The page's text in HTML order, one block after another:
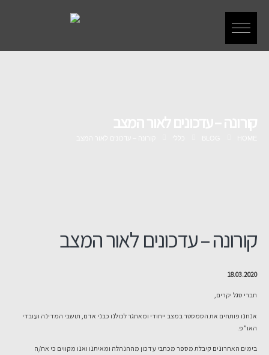
קורונה – עדכונים לאור המצב
18.03.2020
חברי סגל יקרים,
אנחנו פותחים את הסמסטר במצב ייחודי ומאתגר לכולנו כבני אדם, תושבי המדינה ועובדי
האו”פ.
בימים האחרונים קיבלת מספר מכתבי עדכון מההנהלה ומאיתנו ואנו מקווים כי את/ה